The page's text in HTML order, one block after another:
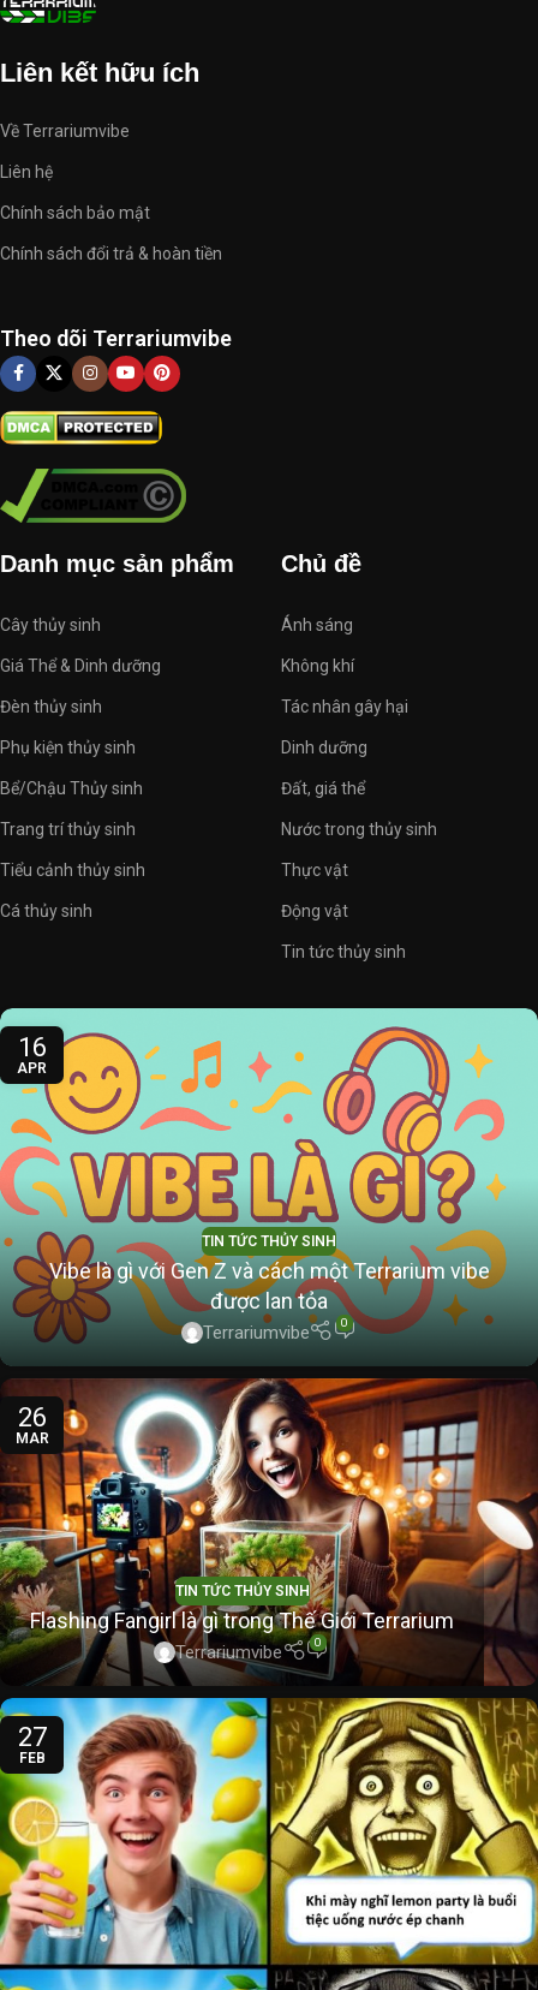
Liên kết hữu ích
Về Terrariumvibe
Liên hệ
Chính sách bảo mật
Chính sách đổi trả & hoàn tiền
Theo dõi Terrariumvibe
Danh mục sản phẩm
Cây thủy sinh
Giá Thể & Dinh dưỡng
Đèn thủy sinh
Phụ kiện thủy sinh
Bể/Chậu Thủy sinh
Trang trí thủy sinh
Tiểu cảnh thủy sinh
Cá thủy sinh
Chủ đề
Ánh sáng
Không khí
Tác nhân gây hại
Dinh dưỡng
Đất, giá thể
Nước trong thủy sinh
Thực vật
Động vật
Tin tức thủy sinh
16
APR
TIN TỨC THỦY SINH
Vibe là gì với Gen Z và cách một Terrarium vibe
được lan tỏa
Terrariumvibe 0
26
MAR
TIN TỨC THỦY SINH
Flashing Fangirl là gì trong Thế Giới Terrarium
Terrariumvibe 0
27
FEB